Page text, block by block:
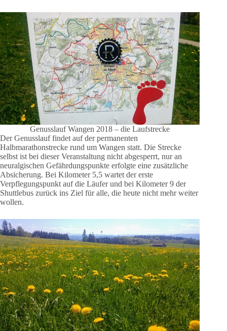
Genusslauf Wangen 2018 – die Laufstrecke
Der Genusslauf findet auf der permanenten
Halbmarathonstrecke rund um Wangen statt. Die Strecke
selbst ist bei dieser Veranstaltung nicht abgesperrt, nur an
neuralgischen Gefährdungspunkte erfolgte eine zusätzliche
Absicherung. Bei Kilometer 5,5 wartet der erste
Verpflegungspunkt auf die Läufer und bei Kilometer 9 der
Shuttlebus zurück ins Ziel für alle, die heute nicht mehr weiter
wollen.